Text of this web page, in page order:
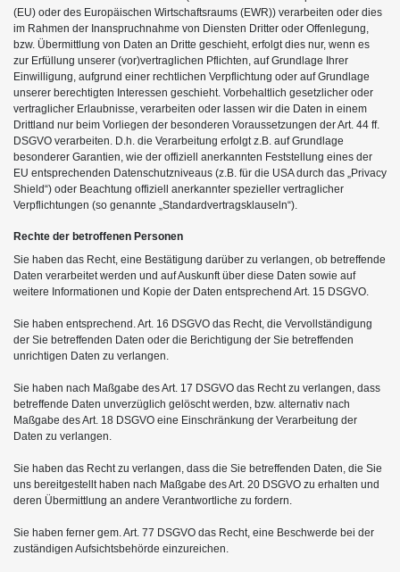
(EU) oder des Europäischen Wirtschaftsraums (EWR)) verarbeiten oder dies
im Rahmen der Inanspruchnahme von Diensten Dritter oder Offenlegung,
bzw. Übermittlung von Daten an Dritte geschieht, erfolgt dies nur, wenn es
zur Erfüllung unserer (vor)vertraglichen Pflichten, auf Grundlage Ihrer
Einwilligung, aufgrund einer rechtlichen Verpflichtung oder auf Grundlage
unserer berechtigten Interessen geschieht. Vorbehaltlich gesetzlicher oder
vertraglicher Erlaubnisse, verarbeiten oder lassen wir die Daten in einem
Drittland nur beim Vorliegen der besonderen Voraussetzungen der Art. 44 ff.
DSGVO verarbeiten. D.h. die Verarbeitung erfolgt z.B. auf Grundlage
besonderer Garantien, wie der offiziell anerkannten Feststellung eines der
EU entsprechenden Datenschutzniveaus (z.B. für die USA durch das „Privacy
Shield“) oder Beachtung offiziell anerkannter spezieller vertraglicher
Verpflichtungen (so genannte „Standardvertragsklauseln“).
Rechte der betroffenen Personen
Sie haben das Recht, eine Bestätigung darüber zu verlangen, ob betreffende
Daten verarbeitet werden und auf Auskunft über diese Daten sowie auf
weitere Informationen und Kopie der Daten entsprechend Art. 15 DSGVO.
Sie haben entsprechend. Art. 16 DSGVO das Recht, die Vervollständigung
der Sie betreffenden Daten oder die Berichtigung der Sie betreffenden
unrichtigen Daten zu verlangen.
Sie haben nach Maßgabe des Art. 17 DSGVO das Recht zu verlangen, dass
betreffende Daten unverzüglich gelöscht werden, bzw. alternativ nach
Maßgabe des Art. 18 DSGVO eine Einschränkung der Verarbeitung der
Daten zu verlangen.
Sie haben das Recht zu verlangen, dass die Sie betreffenden Daten, die Sie
uns bereitgestellt haben nach Maßgabe des Art. 20 DSGVO zu erhalten und
deren Übermittlung an andere Verantwortliche zu fordern.
Sie haben ferner gem. Art. 77 DSGVO das Recht, eine Beschwerde bei der
zuständigen Aufsichtsbehörde einzureichen.